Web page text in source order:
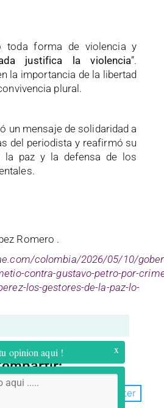
toda forma de violencia y
justifica la violencia”.
la importancia de la libertad
plural.
un mensaje de solidaridad a
del periodista y reafirmó su
la paz y la defensa de los
Romero .
colombia/2026/05/10/
contra-gustavo-petro-por-
los-gestores-de-la-paz-lo-
opinion aqui ! x
Twitter